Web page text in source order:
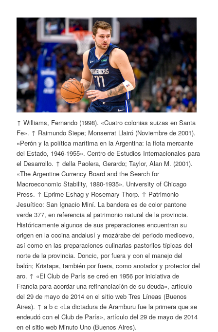
↑ Williams, Fernando (1998). «Cuatro colonias suizas en Santa
Fe». ↑ Raimundo Siepe; Monserrat Llairó (Noviembre de 2001).
«Perón y la política marítima en la Argentina: la flota mercante
del Estado, 1946-1955». Centro de Estudios Internacionales para
el Desarrollo. ↑ della Paolera, Gerardo; Taylor, Alan M. (2001).
«The Argentine Currency Board and the Search for
Macroeconomic Stability, 1880-1935». University of Chicago
Press. ↑ Eprime Eshag y Rosemary Thorp. ↑ Patrimonio
Jesuítico: San Ignacio Miní. La bandera es de color pantone
verde 377, en referencia al patrimonio natural de la provincia.
Históricamente algunos de sus preparaciones encuentran su
origen en la cocina andalusí y mozárabe del periodo medioevo,
así como en las preparaciones culinarias pastoriles típicas del
norte de la provincia. Doncic, por fuera y con el manejo del
balón; Kristaps, también por fuera, como anotador y protector del
aro. ↑ «El Club de París se creó en 1956 por iniciativa de
Francia para acordar una refinanciación de su deuda», artículo
del 29 de mayo de 2014 en el sitio web Tres Líneas (Buenos
Aires). ↑ a b c «La dictadura de Aramburu fue la primera que se
endeudó con el Club de París», artículo del 29 de mayo de 2014
en el sitio web Minuto Uno (Buenos Aires).